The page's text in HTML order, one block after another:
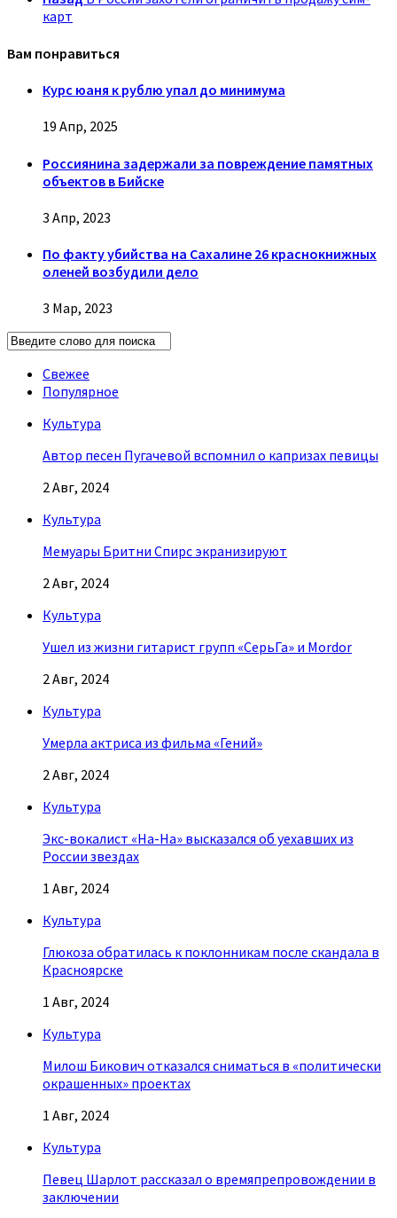
карт
Вам понравиться
Курс юаня к рублю упал до минимума
19 Апр, 2025
Россиянина задержали за повреждение памятных
объектов в Бийске
3 Апр, 2023
По факту убийства на Сахалине 26 краснокнижных
оленей возбудили дело
3 Мар, 2023
Свежее
Популярное
Культура
Автор песен Пугачевой вспомнил о капризах певицы
2 Авг, 2024
Культура
Мемуары Бритни Спирс экранизируют
2 Авг, 2024
Культура
Ушел из жизни гитарист групп «СерьГа» и Mordor
2 Авг, 2024
Культура
Умерла актриса из фильма «Гений»
2 Авг, 2024
Культура
Экс-вокалист «На-На» высказался об уехавших из
России звездах
1 Авг, 2024
Культура
Глюкоза обратилась к поклонникам после скандала в
Красноярске
1 Авг, 2024
Культура
Милош Бикович отказался сниматься в «политически
окрашенных» проектах
1 Авг, 2024
Культура
Певец Шарлот рассказал о времяпрепровождении в
заключении